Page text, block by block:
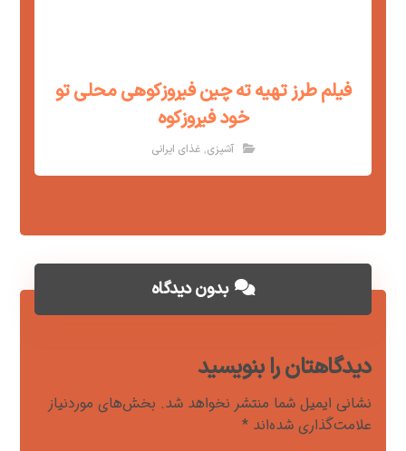
فیلم طرز تهیه ته چین فیروزکوهی محلی تو
خود فیروزکوه
آشپزی,غذای ایرانی
بدون دیدگاه
دیدگاهتان را بنویسید
نشانی ایمیل شما منتشر نخواهد شد. بخش‌های موردنیاز
علامت‌گذاری شده‌اند*